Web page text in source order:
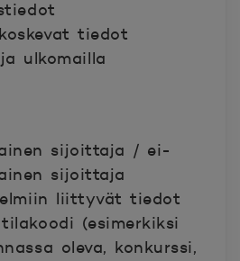
tiedot
ulkomailla
sijoittaja / ei-
sijoittaja
liittyvät tiedot
(esimerkiksi
oleva, konkurssi,